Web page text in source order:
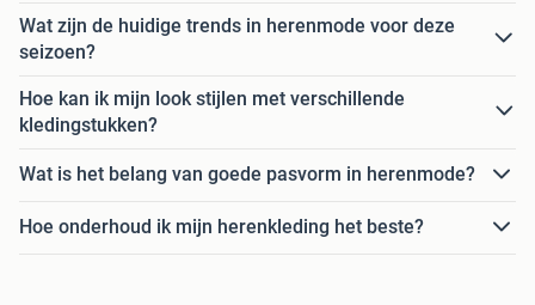
Wat zijn de huidige trends in herenmode voor deze
seizoen?
Hoe kan ik mijn look stijlen met verschillende
kledingstukken?
Wat is het belang van goede pasvorm in herenmode?
Hoe onderhoud ik mijn herenkleding het beste?